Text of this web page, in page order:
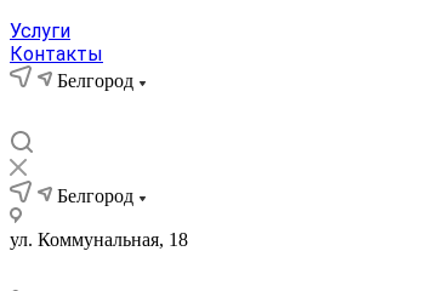
Услуги
Контакты
Белгород
Белгород
ул. Коммунальная, 18